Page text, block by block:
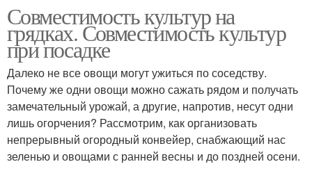
Совместимость культур на
грядках. Совместимость культур
при посадке
Далеко не все овощи могут ужиться по соседству.
Почему же одни овощи можно сажать рядом и получать
замечательный урожай, а другие, напротив, несут одни
лишь огорчения? Рассмотрим, как организовать
непрерывный огородный конвейер, снабжающий нас
зеленью и овощами с ранней весны и до поздней осени.